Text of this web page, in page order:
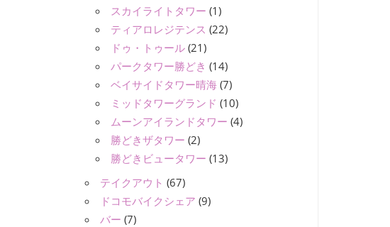
スカイライトタワー (1)
ティアロレジテンス (22)
ドゥ・トゥール (21)
パークタワー勝どき (14)
ベイサイドタワー晴海 (7)
ミッドタワーグランド (10)
ムーンアイランドタワー (4)
勝どきザタワー (2)
勝どきビュータワー (13)
テイクアウト (67)
ドコモバイクシェア (9)
バー (7)